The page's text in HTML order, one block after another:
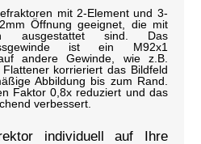
mit 2-Element und 3-
Öffnung geeignet, die mit
ausgestattet sind. Das
ist ein M92x1
andere Gewinde, wie z.B.
korrieriert das Bildfeld
Abbildung bis zum Rand.
Faktor 0,8x reduziert und das
verbessert.
individuell auf Ihre